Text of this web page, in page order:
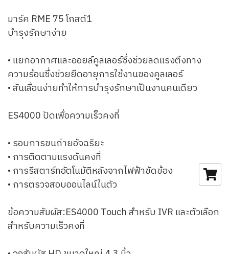
มาร์ค RME 75 โกสต์1
บำรุงรักษาง่าย
• แยกอากาศและออยล์คูลเลอร์ซึ่งช่วยลดแรงตึงทาง
ความร้อนซึ่งช่วยยืดอายุการใช้งานของคูลเลอร์
• สันเลื่อนง่ายทำให้การบำรุงรักษาเป็นงานคนเดียว
ES4000 ปัดเพื่อความเร็วคงที่
• รอบการขนถ่ายอัจฉริยะ
• การติดตามแรงดันคงที่
• การรีสตาร์ทอัตโนมัติหลังจากไฟฟ้าขัดข้อง
• การตรวจสอบออนไลน์ในตัว
ข้อความสัมผัส:ES4000 Touch สำหรับ IVR และตัวเลือก
สำหรับความเร็วคงที่